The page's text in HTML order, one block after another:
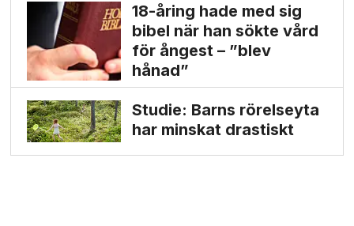
18-åring hade med sig
bibel när han sökte vård
för ångest – ”blev
hånad”
Studie: Barns rörelseyta
har minskat drastiskt